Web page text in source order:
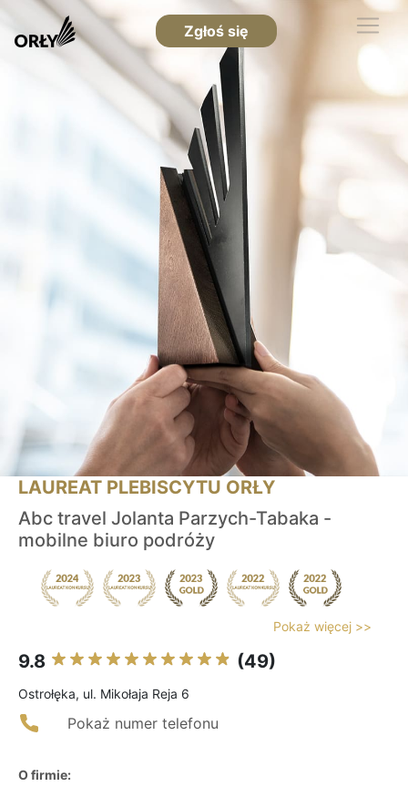
Zgłoś się
LAUREAT PLEBISCYTU ORŁY
Abc travel Jolanta Parzych-Tabaka -
mobilne biuro podróży
Pokaż więcej >>
9.8 (49)
Ostrołęka, ul. Mikołaja Reja 6
Pokaż numer telefonu
O firmie: